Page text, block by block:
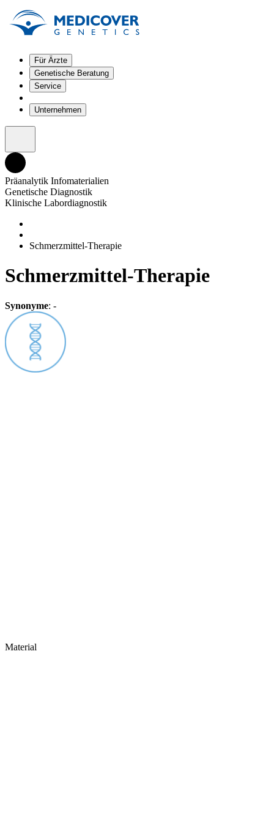
Für Ärzte
Genetische Beratung
Service
Unternehmen
Präanalytik Infomaterialien
Genetische Diagnostik
Klinische Labordiagnostik
Schmerzmittel-Therapie
Schmerzmittel-Therapie
Synonyme: -
Material